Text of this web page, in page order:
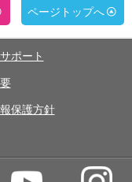
ページトップへ
ポート
保護方針